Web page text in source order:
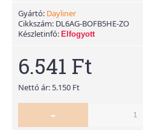
Gyártó: Dayliner
Cikkszám: DL6AG-BOFB5HE-ZO
Készletinfó: Elfogyott
6.541 Ft
Nettó ár: 5.150 Ft
-